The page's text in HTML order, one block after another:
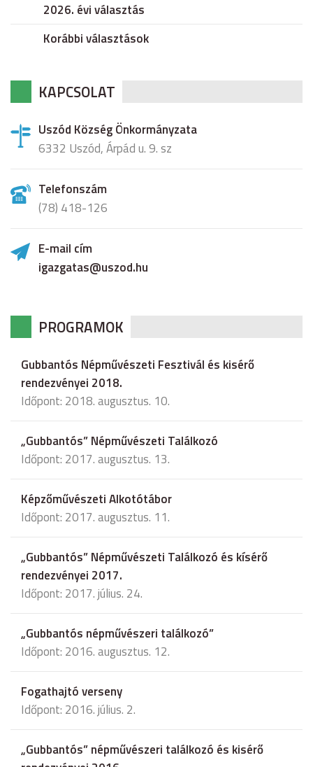
2026. évi választás
Korábbi választások
KAPCSOLAT
Uszód Község Önkormányzata
6332 Uszód, Árpád u. 9. sz
Telefonszám
(78) 418-126
E-mail cím
igazgatas@uszod.hu
PROGRAMOK
Gubbantós Népművészeti Fesztivál és kisérő
rendezvényei 2018.
Időpont: 2018. augusztus. 10.
„Gubbantós” Népművészeti Találkozó
Időpont: 2017. augusztus. 13.
Képzőművészeti Alkotótábor
Időpont: 2017. augusztus. 11.
„Gubbantós” Népművészeti Találkozó és kísérő
rendezvényei 2017.
Időpont: 2017. július. 24.
„Gubbantós népművészeri találkozó”
Időpont: 2016. augusztus. 12.
Fogathajtó verseny
Időpont: 2016. július. 2.
„Gubbantós” népművészeri találkozó és kisérő